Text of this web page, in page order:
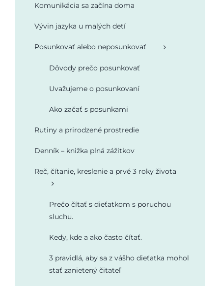
Komunikácia sa začína doma
Vývin jazyka u malých detí
Posunkovať alebo neposunkovať
Dôvody prečo posunkovať
Uvažujeme o posunkovaní
Ako začať s posunkami
Rutiny a prirodzené prostredie
Denník – knižka plná zážitkov
Reč, čítanie, kreslenie a prvé 3 roky života
Prečo čítať s dieťatkom s poruchou
sluchu.
Kedy, kde a ako často čítať.
3 pravidlá, aby sa z vášho dieťatka mohol
stať zanietený čitateľ